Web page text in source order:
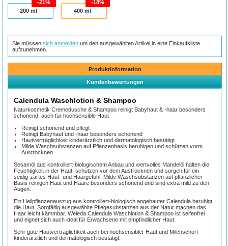
200 ml
21%
400ml
18%
Sie müssensich anmelden um den ausgewählten Artikel in eine Einkaufsliste
aufzunehmen.
Produktinformation
Kundenbewertungen
Calendula Waschlotion & Shampoo
Naturkosmetik Cremedusche & Shampoo reinigt Babyhaut & -haar besonders
schonend, auch für hochsensible Haut
Reinigt schonend und pflegt
Reinigt Babyhaut und -haar besonders schonend
Hautverträglichkeit kinderärztlich und dermatologisch bestätigt
Milde Waschsubstanzen auf Pflanzenbasis beruhigen und schützen vorm
Austrocknen
Sesamöl aus kontrolliert-biologischem Anbau und wertvolles Mandelöl halten die
Feuchtigkeit in der Haut, schützen vor dem Austrocknen und sorgen für ein
seidig-zartes Haut- und Haargefühl. Milde Waschsubstanzen auf pflanzlicher
Basis reinigen Haut und Haare besonders schonend und sind extra mild zu den
Augen.
Ein Heilpflanzenauszug aus kontrolliert-biologisch angebauter Calendula beruhigt
die Haut. Sorgfältig ausgewählte Pflegesubstanzen aus der Natur machen das
Haar leicht kämmbar. Weleda Calendula Waschlotion & Shampoo ist seifenfrei
und eignet sich auch ideal für Erwachsene mit empfindlicher Haut.
Sehr gute Hautverträglichkeit auch bei hochsensibler Haut und Milchschorf
kinderärztlich und dermatologisch bestätigt.